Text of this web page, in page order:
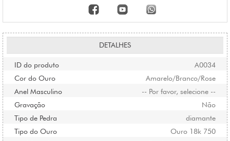
DETALHES
ID do produto A0034
Cor do Ouro Amarelo/Branco/Rose
Anel Masculino -- Por favor, selecione --
Gravação Não
Tipo de Pedra diamante
Tipo do Ouro Ouro 18k 750